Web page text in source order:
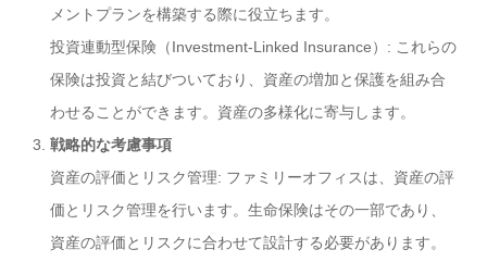
メントプランを構築する際に役立ちます。
投資連動型保険（Investment-Linked Insurance）: これらの
保険は投資と結びついており、資産の増加と保護を組み合
わせることができます。資産の多様化に寄与します。
戦略的な考慮事項
資産の評価とリスク管理: ファミリーオフィスは、資産の評
価とリスク管理を行います。生命保険はその一部であり、
資産の評価とリスクに合わせて設計する必要があります。